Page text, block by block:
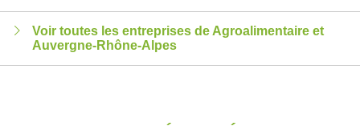
Voir toutes les entreprises de Agroalimentaire et
Auvergne-Rhône-Alpes